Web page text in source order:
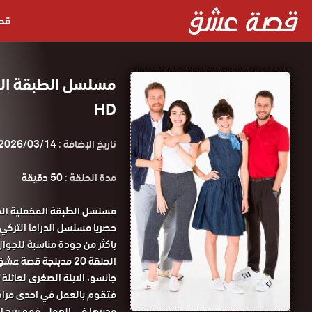
HD
تاريخ الإضافة :03/14
مدة الحلقة :50 دقيقة
الحلقة 20 مدبلجة قصة عشق.
جانسو، الابنة الصغرى
فتقوم بالعمل في احدى